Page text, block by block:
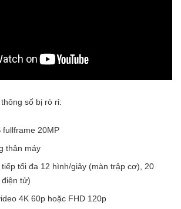
số bị rò rỉ:
fullframe 20MP
thân máy
tối đa 12 hình/giây (màn trập cơ), 20
tử)
4K 60p hoặc FHD 120p